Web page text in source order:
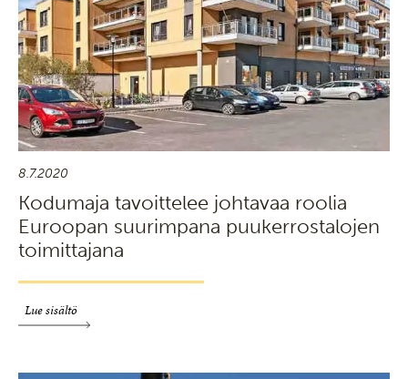
8.7.2020
Kodumaja tavoittelee johtavaa roolia
Euroopan suurimpana puukerrostalojen
toimittajana
Lue sisältö